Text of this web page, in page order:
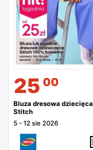
25 00
Bluza dresowa dziecięca
Stitch
5 -12 sie 2026